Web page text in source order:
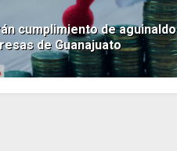
cumplimiento de aguinaldo
de Guanajuato